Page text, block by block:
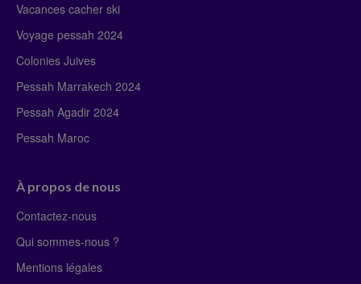
Vacances cacher ski
Voyage pessah 2024
Colonies Juives
Pessah Marrakech 2024
Pessah Agadir 2024
Pessah Maroc
À propos de nous
Contactez-nous
Qui sommes-nous ?
Mentions légales